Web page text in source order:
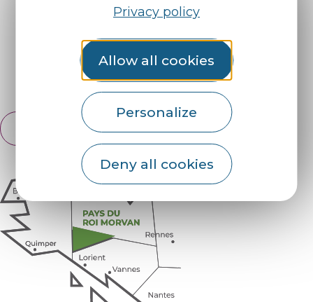
Privacy policy
Allow all cookies
Personalize
Deny all cookies
Find us on :
Espace pro Partners
English
Français